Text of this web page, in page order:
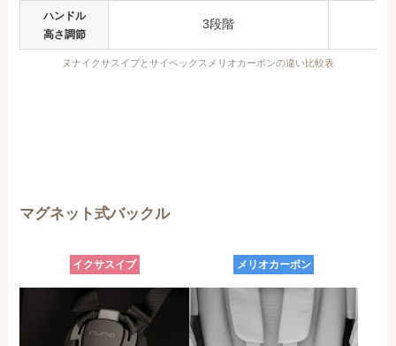
ハンドル
高さ調節
3段階
ヌナイクサスイブとサイベックスメリオカーボンの違い比較表
マグネット式バックル
イクサスイブ メリオカーボン